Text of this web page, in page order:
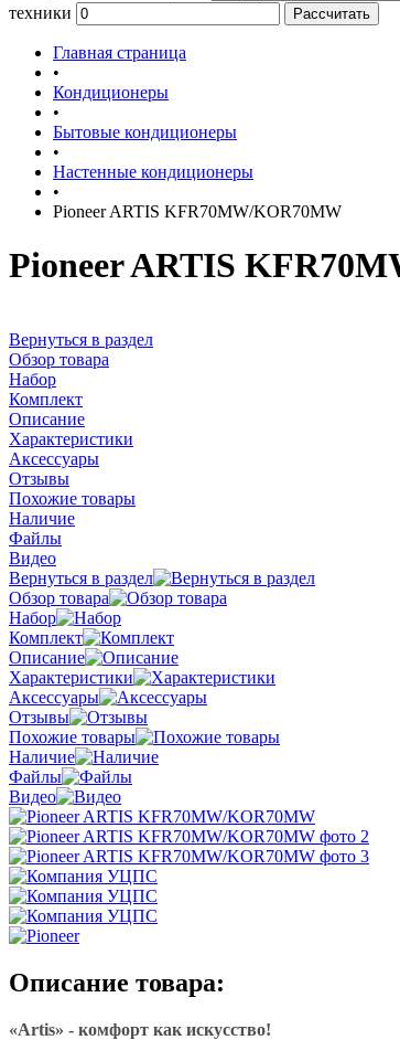
техники
Рассчитать
Главная страница
•
Кондиционеры
•
Бытовые кондиционеры
•
Настенные кондиционеры
•
Pioneer ARTIS KFR70MW/KOR70MW
Pioneer ARTIS
Вернуться в раздел
Обзор товара
Набор
Комплект
Описание
Характеристики
Аксессуары
Отзывы
Похожие товары
Наличие
Файлы
Видео
Вернуться в раздел
Обзор товара
Набор
Комплект
Описание
Характеристики
Аксессуары
Отзывы
Похожие товары
Наличие
Файлы
Видео
Описание товара:
«Artis» - комфорт как искусство!